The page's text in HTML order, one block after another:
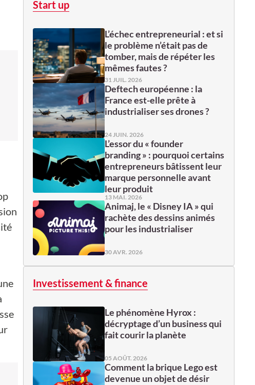
Start up
L’échec entrepreneurial : et si
le problème n’était pas de
tomber, mais de répéter les
mêmes fautes ?
31 JUIL. 2026
Deftech européenne : la
France est-elle prête à
industrialiser ses drones ?
24 JUIN. 2026
L’essor du « founder
branding » : pourquoi certains
entrepreneurs bâtissent leur
marque personnelle avant
leur produit
13 MAI. 2026
Animaj, le « Disney IA » qui
rachète des dessins animés
pour les industrialiser
30 AVR. 2026
Investissement & finance
Le phénomène Hyrox :
décryptage d’un business qui
fait courir la planète
05 AOÛT. 2026
Comment la brique Lego est
devenue un objet de désir